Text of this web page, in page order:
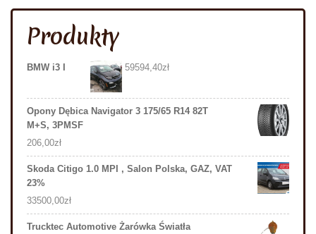
Produkty
BMW i3 I 59594,40zł
Opony Dębica Navigator 3 175/65 R14 82T
M+S, 3PMSF
206,00zł
Skoda Citigo 1.0 MPI , Salon Polska, GAZ, VAT
23%
33500,00zł
Trucktec Automotive Żarówka Światła